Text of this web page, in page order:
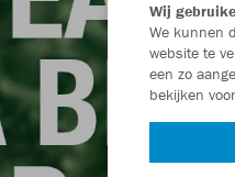
Wij
We kunnen
website te
een zo
bekijken